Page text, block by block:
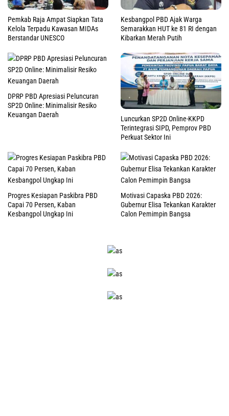
Pemkab Raja Ampat Siapkan Tata
Kelola Terpadu Kawasan MIDAs
Berstandar UNESCO
Kesbangpol PBD Ajak Warga
Semarakkan HUT ke 81 RI dengan
Kibarkan Merah Putih
DPRP PBD Apresiasi Peluncuran
SP2D Online: Minimalisir Resiko
Keuangan Daerah
Luncurkan SP2D Online-KKPD
Terintegrasi SIPD, Pemprov PBD
Perkuat Sektor Ini
Progres Kesiapan Paskibra PBD
Capai 70 Persen, Kaban
Kesbangpol Ungkap Ini
Motivasi Capaska PBD 2026:
Gubernur Elisa Tekankan Karakter
Calon Pemimpin Bangsa